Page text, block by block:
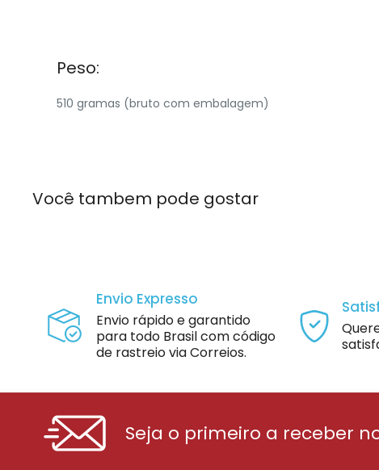
Peso:
510 gramas (bruto com embalagem)
Você tambem pode gostar
Envio Expresso
Envio rápido e garantido
para todo Brasil com código
de rastreio via Correios.
Seja o primeiro a receber